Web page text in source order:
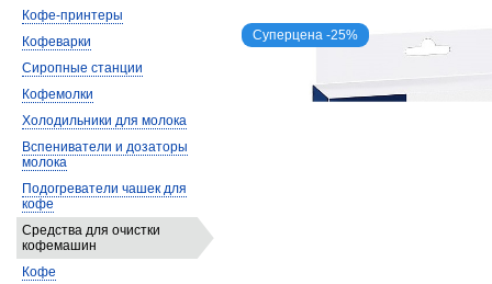
Суперцена -25%
Кофе-принтеры
Кофеварки
Сиропные станции
Кофемолки
Холодильники для молока
Вспениватели и дозаторы
молока
Подогреватели чашек для
кофе
Средства для очистки
кофемашин
Кофе